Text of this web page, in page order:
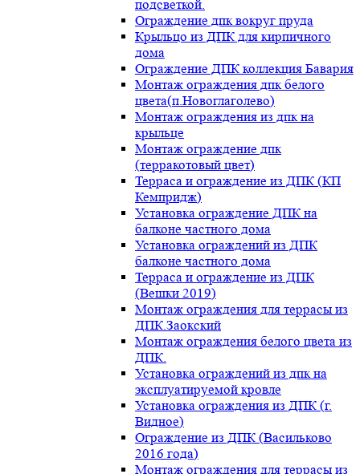
подсветкой.
Ограждение дпк вокруг пруда
Крыльцо из ДПК для кирпичного
дома
Ограждение ДПК коллекция Бавария
Монтаж ограждения дпк белого
цвета(п.Новоглаголево)
Монтаж ограждения из дпк на
крыльце
Монтаж ограждение дпк
(терракотовый цвет)
Терраса и ограждение из ДПК (КП
Кемпридж)
Установка ограждение ДПК на
балконе частного дома
Установка ограждений из ДПК
балконе частного дома
Терраса и ограждение из ДПК
(Вешки 2019)
Монтаж ограждения для террасы из
ДПК.Заокский
Монтаж ограждения белого цвета из
ДПК.
Установка ограждений из дпк на
эксплуатируемой кровле
Установка ограждения из ДПК (г.
Видное)
Ограждение из ДПК (Васильково
2016 года)
Монтаж ограждения для террасы из